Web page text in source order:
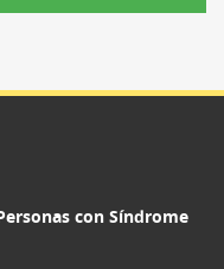
con Síndrome